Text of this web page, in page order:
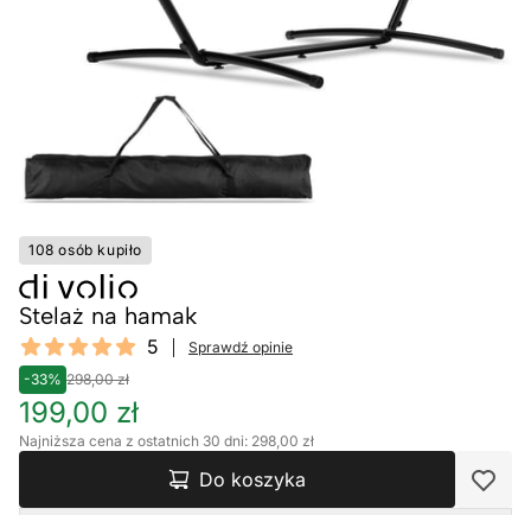
108 osób kupiło
Stelaż na hamak
Reviews
5 out of 5 stars 5
Sprawdź opinie
-33% 298,00 zł
199,00 zł
Najniższa cena z ostatnich 30 dni: 298,00 zł
Do koszyka